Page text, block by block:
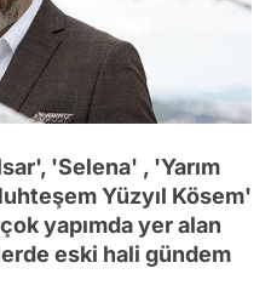
'Selena' , 'Yarım
Yüzyıl Kösem'
yapımda yer alan
eski hali gündem